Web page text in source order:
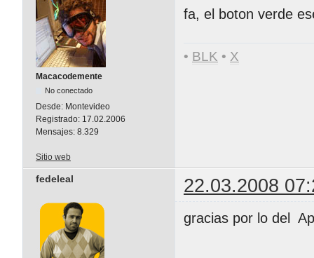
Macacodemente
No conectado
Desde: Montevideo
Registrado: 17.02.2006
Mensajes: 8.329
fa, el boton verde
• BLK • X
Sitio web
fedeleal 22.03.2008
gracias por lo del